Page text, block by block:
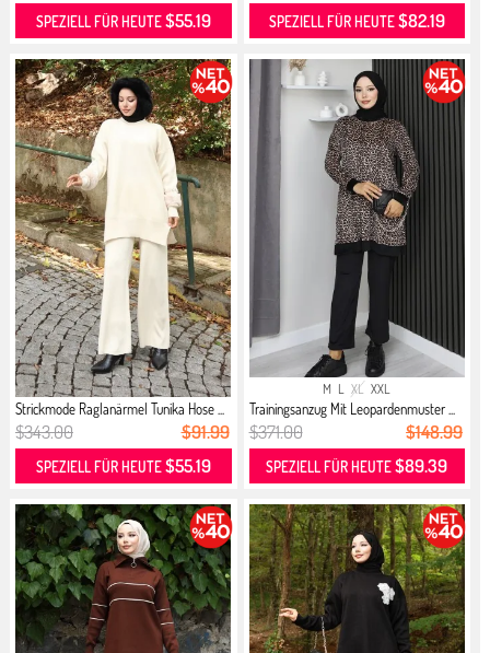
SPEZIELL FÜR HEUTE$55.19 SPEZIELL FÜR HEUTE$82.19
Strickmode Raglanärmel Tunika Hose ...
$343.00 $91.99
SPEZIELL FÜR HEUTE$55.19
M L XL XXL
Trainingsanzug Mit Leopardenmuster ...
$371.00 $148.99
SPEZIELL FÜR HEUTE$89.39